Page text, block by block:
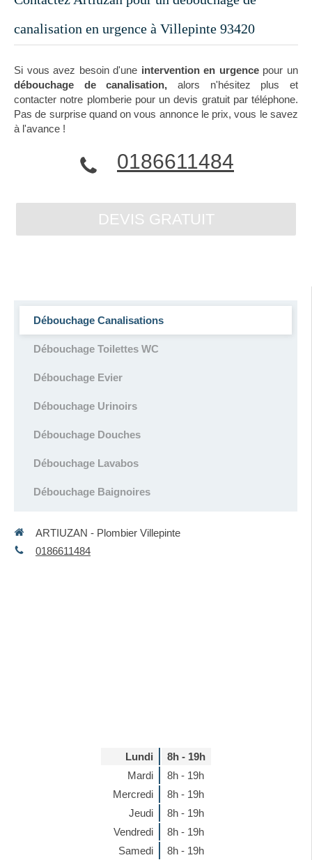
canalisation en urgence à Villepinte 93420
Si vous avez besoin d'une intervention en urgencepour un
débouchage de canalisation, alors n'hésitez plus et
contacter notre plomberie pour un devis gratuit par téléphone.
Pas de surprise quand on vous annonce le prix, vous le savez
à l'avance !
0186611484
DEVIS GRATUIT
Débouchage Canalisations
Débouchage Toilettes WC
Débouchage Evier
Débouchage Urinoirs
Débouchage Douches
Débouchage Lavabos
Débouchage Baignoires
ARTIUZAN - Plombier Villepinte
0186611484
Lundi
8h - 19h
Mardi
8h - 19h
Mercredi
8h - 19h
Jeudi
8h - 19h
Vendredi
8h - 19h
Samedi
8h - 19h